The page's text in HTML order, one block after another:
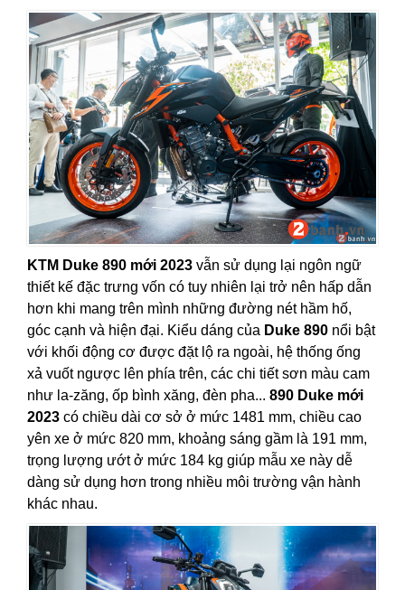
KTM Duke 890 mới 2023 vẫn sử dụng lại ngôn ngữ
thiết kế đặc trưng vốn có tuy nhiên lại trở nên hấp dẫn
hơn khi mang trên mình những đường nét hầm hố,
góc cạnh và hiện đại. Kiểu dáng của Duke 890 nổi bật
với khối động cơ được đặt lộ ra ngoài, hệ thống ống
xả vuốt ngược lên phía trên, các chi tiết sơn màu cam
như la-zăng, ốp bình xăng, đèn pha... 890 Duke mới
2023 có chiều dài cơ sở ở mức 1481 mm, chiều cao
yên xe ở mức 820 mm, khoảng sáng gầm là 191 mm,
trọng lượng ướt ở mức 184 kg giúp mẫu xe này dễ
dàng sử dụng hơn trong nhiều môi trường vận hành
khác nhau.